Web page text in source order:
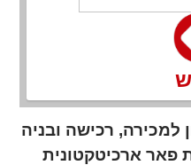
למכירה, רכישה ובניה
פאר ארכיטקטונית